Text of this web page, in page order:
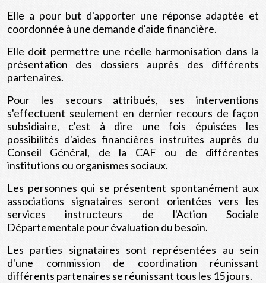
Elle a pour but d'apporter une réponse adaptée et
coordonnée à une demande d'aide financière.
Elle doit permettre une réelle harmonisation dans la
présentation des dossiers auprès des différents
partenaires.
Pour les secours attribués, ses interventions
s'effectuent seulement en dernier recours de façon
subsidiaire, c'est à dire une fois épuisées les
possibilités d'aides financières instruites auprès du
Conseil Général, de la CAF ou de différentes
institutions ou organismes sociaux.
Les personnes qui se présentent spontanément aux
associations signataires seront orientées vers les
services instructeurs de l'Action Sociale
Départementale pour évaluation du besoin.
Les parties signataires sont représentées au sein
d'une commission de coordination réunissant
différents partenaires se réunissant tous les 15 jours.